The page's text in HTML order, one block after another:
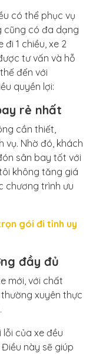
có thể phục vụ
cũng có đa dạng
1 chiều, xe 2
tư vấn và hỗ
đến với
quyền lợi:
rẻ nhất
cần thiết,
vụ. Nhờ đó, khách
sân bay tốt với
không tăng giá
chương trình ưu
gói đi tỉnh uy
đầy đủ
mới, với chất
xuyên thực
của xe đều
này sẽ giúp